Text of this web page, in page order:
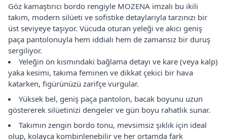
Göz kamaştırıcı bordo rengiyle MOZENA imzalı bu ikili
takım, modern silüeti ve sofistike detaylarıyla tarzınızı bir
üst seviyeye taşıyor. Vücuda oturan yeleği ve akıcı geniş
paça pantolonuyla hem iddialı hem de zamansız bir duruş
sergiliyor.
Yeleğin ön kısmındaki bağlama detayı ve kare (veya kalp)
yaka kesimi, takıma feminen ve dikkat çekici bir hava
katarken, figürünüzü zarifçe vurgular.
Yüksek bel, geniş paça pantolon, bacak boyunu uzun
göstererek silüetinizi dengeler ve gün boyu rahatlık sunar.
Takımın zengin bordo tonu, mevsimsiz şıklık için ideal
olup, kolayca kombinlenebilir ve her ortamda fark